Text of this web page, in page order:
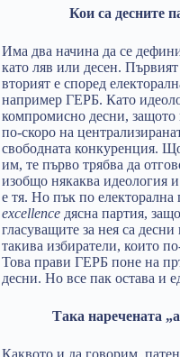
Кои са десните
Има два начина да се
като ляв или десен.
вторият е според
например ГЕРБ. Като
компромисно десни, защото
по-скоро на
свободната конкуренция.
им, те първо трябва да
изобщо някаква идеология
е тя. Но пък по
excellence дясна партия,
гласуващите за нея са
такива избиратели, които
Това прави ГЕРБ поне на
десни. Но все пак остава и
Така наречената
Каквото и да говорим,